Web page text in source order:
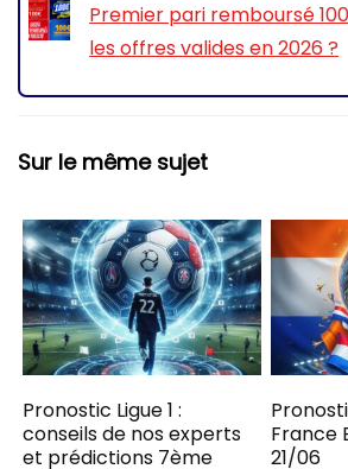
Premier pari remboursé
les offres valides en 2026 ?
Sur le même sujet
Pronostic Ligue 1 :
conseils de nos experts
et prédictions 7ème
France
21/06